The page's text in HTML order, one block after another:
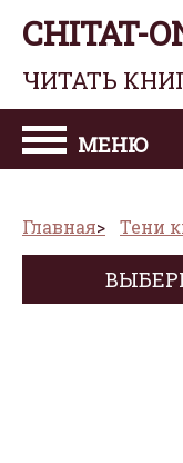
CHITAT-
ЧИТАТЬ
МЕНЮ
Главная Тени